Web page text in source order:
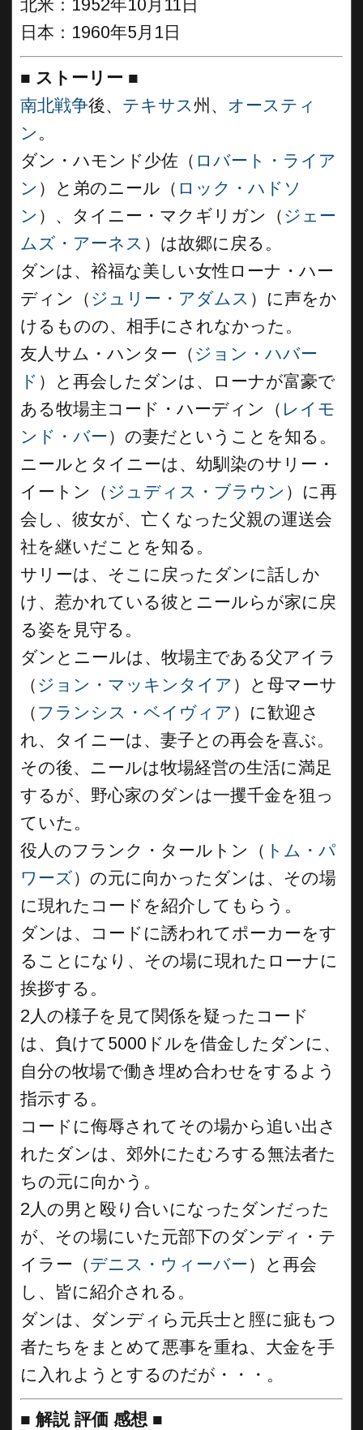
北米：1952年10月11日
日本：1960年5月1日
■ ストーリー ■
南北戦争後、 テキサス州、 オースティ
ン 。
ダン・ハモンド少佐（ ロバート・ライア
ン ）と弟のニール（ ロック・ハドソ
ン ）、タイニー・マクギリガン（ ジェー
ムズ・アーネス ）は故郷に戻る。
ダンは、裕福な美しい女性ローナ・ハー
ディン（ ジュリー・アダムス ）に声をか
けるものの、相手にされなかった。
友人サム・ハンター（ ジョン・ハバー
ド ）と再会したダンは、ローナが富豪で
ある牧場主コード・ハーディン（ レイモ
ンド・バー）の妻だということを知る。
ニールとタイニーは、幼馴染のサリー・
イートン（ ジュディス・ブラウン ）に再
会し、彼女が、亡くなった父親の運送会
社を継いだことを知る。
サリーは、そこに戻ったダンに話しか
け、惹かれている彼とニールらが家に戻
る姿を見守る。
ダンとニールは、牧場主である父アイラ
（ ジョン・マッキンタイア ）と母マーサ
（ フランシス・ベイヴィア ）に歓迎さ
れ、タイニーは、妻子との再会を喜ぶ。
その後、ニールは牧場経営の生活に満足
するが、野心家のダンは一攫千金を狙っ
ていた。
役人のフランク・タールトン（ トム・パ
ワーズ）の元に向かったダンは、その場
に現れたコードを紹介してもらう。
ダンは、コードに誘われてポーカーをす
ることになり、その場に現れたローナに
挨拶する。
2人の様子を見て関係を疑ったコード
は、負けて5000ドルを借金したダンに、
自分の牧場で働き埋め合わせをするよう
指示する。
コードに侮辱されてその場から追い出さ
れたダンは、郊外にたむろする無法者た
ちの元に向かう。
2人の男と殴り合いになったダンだった
が、その場にいた元部下のダンディ・テ
イラー（デニス・ウィーバー）と再会
し、皆に紹介される。
ダンは、ダンディら元兵士と脛に疵もつ
者たちをまとめて悪事を重ね、大金を手
に入れようとするのだが・・・。
■ 解説 評価 感想 ■